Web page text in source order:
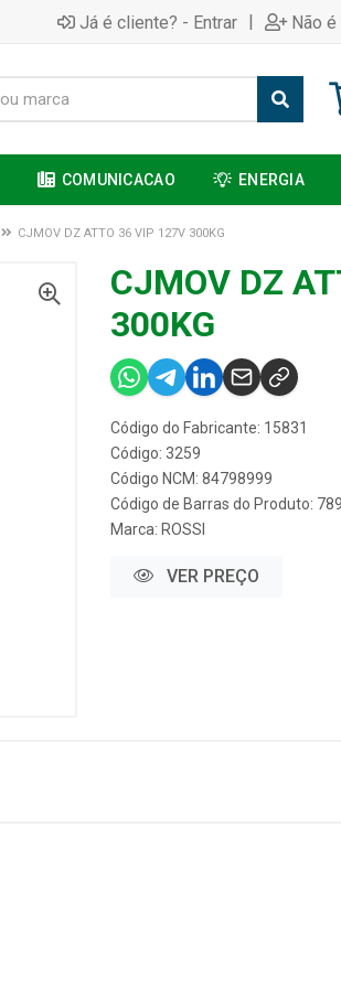
Já é cliente? - Entrar | Não
COMUNICACAO ENERGIA
CJMOV DZ ATTO 36 VIP 127V 300KG
CJMOV DZ
300KG
Código do Fabricante: 15831
Código: 3259
Código NCM: 84798999
Código de Barras do Produto:
Marca: ROSSI
VER PREÇO